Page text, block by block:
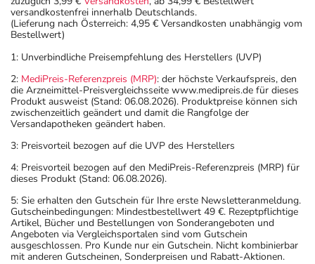
versandkostenfrei innerhalb Deutschlands.
(Lieferung nach Österreich: 4,95 € Versandkosten unabhängig vom
Bestellwert)
1: Unverbindliche Preisempfehlung des Herstellers (UVP)
2: MediPreis-Referenzpreis (MRP): der höchste Verkaufspreis, den
die Arzneimittel-Preisvergleichsseite www.medipreis.de für dieses
Produkt ausweist (Stand: 06.08.2026). Produktpreise können sich
zwischenzeitlich geändert und damit die Rangfolge der
Versandapotheken geändert haben.
3: Preisvorteil bezogen auf die UVP des Herstellers
4: Preisvorteil bezogen auf den MediPreis-Referenzpreis (MRP) für
dieses Produkt (Stand: 06.08.2026).
5: Sie erhalten den Gutschein für Ihre erste Newsletteranmeldung.
Gutscheinbedingungen: Mindestbestellwert 49 €. Rezeptpflichtige
Artikel, Bücher und Bestellungen von Sonderangeboten und
Angeboten via Vergleichsportalen sind vom Gutschein
ausgeschlossen. Pro Kunde nur ein Gutschein. Nicht kombinierbar
mit anderen Gutscheinen, Sonderpreisen und Rabatt-Aktionen.